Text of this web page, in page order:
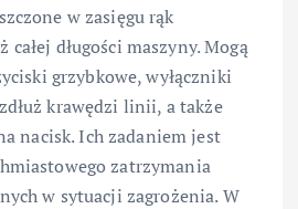
w zasięgu rąk
całej długości maszyny. Mogą
grzybkowe, wyłączniki
krawędzi linii, a także
nacisk. Ich zadaniem jest
zatrzymania
w sytuacji zagrożenia. W